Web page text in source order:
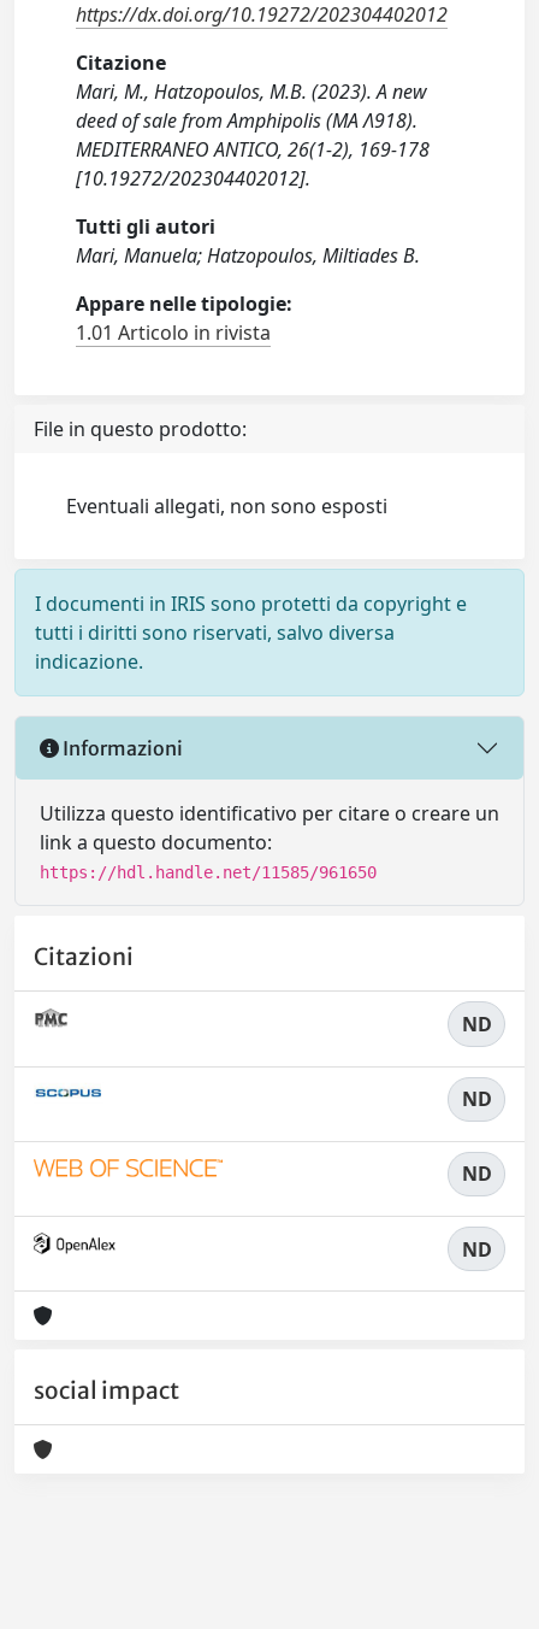
https://dx.doi.org/10.19272/202304402012
Citazione
Mari, M., Hatzopoulos, M.B. (2023). A new
deed of sale from Amphipolis (MA Λ918).
MEDITERRANEO ANTICO, 26(1-2), 169-178
[10.19272/202304402012].
Tutti gli autori
Mari, Manuela; Hatzopoulos, Miltiades B.
Appare nelle tipologie:
1.01 Articolo in rivista
File in questo prodotto:
Eventuali allegati, non sono esposti
I documenti in IRIS sono protetti da copyright e
tutti i diritti sono riservati, salvo diversa
indicazione.
Informazioni
Utilizza questo identificativo per citare o creare un
link a questo documento:
https://hdl.handle.net/11585/961650
Citazioni
ND
ND
ND
ND
social impact